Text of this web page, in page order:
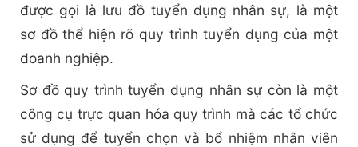
được gọi là lưu đồ tuyển dụng nhân sự, là một
sơ đồ thể hiện rõ quy trình tuyển dụng của một
doanh nghiệp.
Sơ đồ quy trình tuyển dụng nhân sự còn là một
công cụ trực quan hóa quy trình mà các tổ chức
sử dụng để tuyển chọn và bổ nhiệm nhân viên